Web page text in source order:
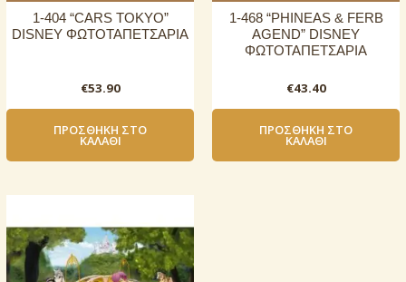
1-404 “CARS TOKYO”
DISNEY ΦΩΤΟΤΑΠΕΤΣΑΡΙΑ
€53.90
ΠΡΟΣΘΉΚΗ ΣΤΟ
ΚΑΛΆΘΙ
1-468 “PHINEAS & FERB
AGEND” DISNEY
ΦΩΤΟΤΑΠΕΤΣΑΡΙΑ
€43.40
ΠΡΟΣΘΉΚΗ ΣΤΟ
ΚΑΛΆΘΙ